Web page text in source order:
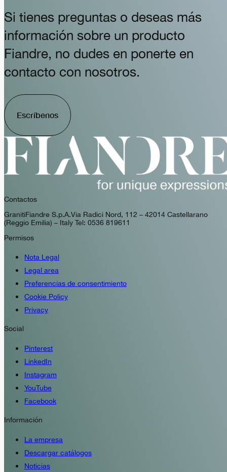
Si tienes preguntas o deseas más
información sobre un producto
Fiandre, no dudes en ponerte en
contacto con nosotros.
Escríbenos
Contactos
GranitiFiandre S.p.A. Via Radici Nord, 112 – 42014 Castellarano
(Reggio Emilia) – Italy Tel: 0536 819611
Permisos
Nota Legal
Legal area
Preferencias de consentimiento
Cookie Policy
Privacy
Social
Pinterest
LinkedIn
Instagram
YouTube
Facebook
Información
La empresa
Descargar catálogos
Noticias